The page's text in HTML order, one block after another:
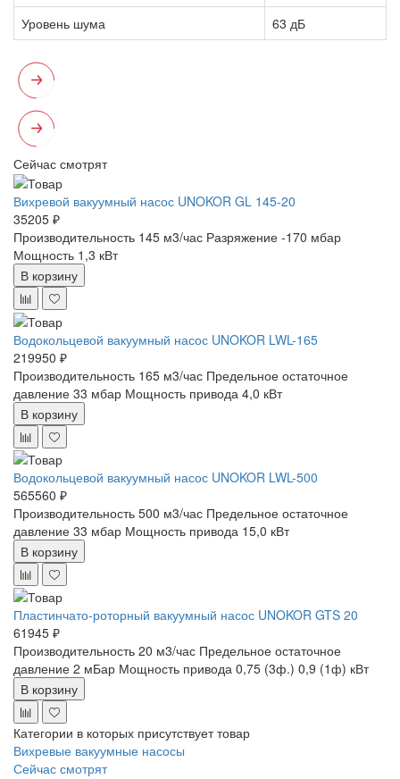
Уровень шума 63 дБ
Сейчас смотрят
Вихревой вакуумный насос UNOKOR GL 145-20
35205 ₽
Производительность 145 м3/час Разряжение -170 мбар
Мощность 1,3 кВт
В корзину
Водокольцевой вакуумный насос UNOKOR LWL-165
219950 ₽
Производительность 165 м3/час Предельное остаточное
давление 33 мбар Мощность привода 4,0 кВт
В корзину
Водокольцевой вакуумный насос UNOKOR LWL-500
565560 ₽
Производительность 500 м3/час Предельное остаточное
давление 33 мбар Мощность привода 15,0 кВт
В корзину
Пластинчато-роторный вакуумный насос UNOKOR GTS 20
61945 ₽
Производительность 20 м3/час Предельное остаточное
давление 2 мБар Мощность привода 0,75 (3ф.) 0,9 (1ф) кВт
В корзину
Категории в которых присутствует товар
Вихревые вакуумные насосы
Сейчас смотрят